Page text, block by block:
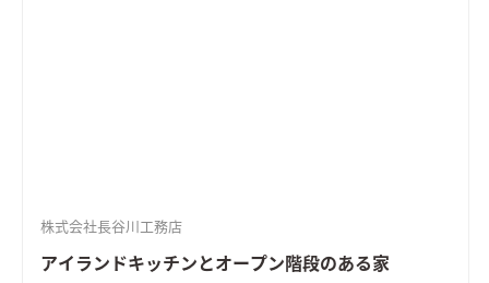
株式会社長谷川工務店
アイランドキッチンとオープン階段のある家